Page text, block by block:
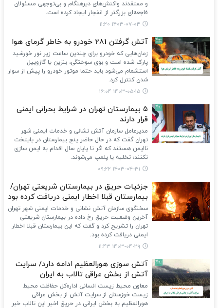
و معتقدند واکنش‌های دیرهنگام و بی‌توجهی مسئولان
فاجعه‌ای بزرگتر از انفجار ایجاد کرده است.
۱۴۰۳-۰۷-۰۴ ۱۱:۲۰
آتش گرفتن 281 خودرو به خاطر گرمای هوا
زمان‌هایی که خودرو برای چندین ساعت زیر نور خورشید
پارک شده است و بوی سوختگی، بنزین یا گازوییل
استشمام می‌شود باید حتما موتور خودرو را پیش از سوار
شدن کنترل کرد.
۱۴۰۳-۰۵-۱۵ ۱۶:۰۴
۵ بیمارستان تهران در شرایط بحرانی ایمنی
قرار دارند
مدیرعامل سازمان آتش نشانی و خدمات ایمنی شهر
تهران گفت که در حال حاضر پنج بیمارستان در پایتخت
ناایمن هستند که اگر تا پایان سال اقدام به ایمن سازی
نکنند؛ تخلیه یا پلمپ می‌شوند.
۱۴۰۳-۰۴-۳۱ ۰۹:۲۲
جزئیات حریق در بیمارستان شریعتی تهران/
بیمارستان قبلا اخطار ایمنی دریافت کرده بود
سخنگوی سازمان آتش نشانی و خدمات ایمنی شهر تهران
آخرین وضعیت حریق رخ داده در بیمارستان شریعتی
تهران را تشریح کرد و گفت که این بیمارستان قبلا اخطار
ایمنی دریافت کرده بود.
۱۴۰۳-۰۴-۲۹ ۱۱:۴۳
آتش سوزی هورالعظیم ادامه دارد/ سرایت
آتش از بخش عراقی تالاب به ایران
معاون محیط زیست انسانی اداره‌کل حفاظت محیط
زیست خوزستان از سرایت آتش از بخش عراقی
هورالعظیم به بخش ایرانی در حریق اخیر این تالاب خبر